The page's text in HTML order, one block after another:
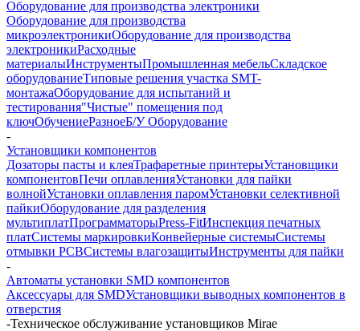
Оборудование для производства электроники
Оборудование для производства
микроэлектроникиОборудование для производства
электроникиРасходные
материалыИнструментыПромышленная мебельСкладское
оборудованиеТиповые решения участка SMT-
монтажаОборудование для испытаний и
тестирования"Чистые" помещения под
ключОбучениеРазноеБ/У Оборудование
-
Установщики компонентов
Дозаторы пасты и клеяТрафаретные принтерыУстановщики
компонентовПечи оплавленияУстановки для пайки
волнойУстановки оплавления паромУстановки селективной
пайкиОборудование для разделения
мультиплатПрограмматорыPress-FitИнспекция печатных
платСистемы маркировкиКонвейерные системыСистемы
отмывки PCBСистемы влагозащитыИнструменты для пайки
-
Автоматы установки SMD компонентов
Аксессуары для SMDУстановщики выводных компонентов в
отверстия
-Техническое обслуживание установщиков Mirae